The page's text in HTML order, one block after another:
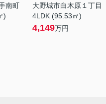
南町
)
大野城市白木原１丁目
4LDK (95.53㎡)
4,149万円